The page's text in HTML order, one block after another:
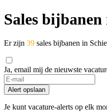
Sales
Er zijn 39 sales bijbanen in
Ja, email mij de nieuwste
If
you
are
a
Alert opslaan
Je kunt vacature-alerts op elk